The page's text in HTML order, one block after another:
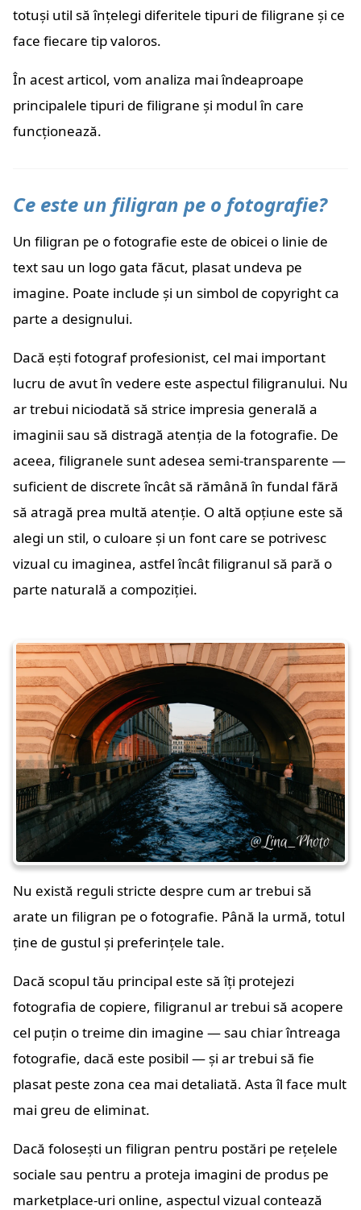
totuși util să înțelegi diferitele tipuri de filigrane și ce
face fiecare tip valoros.
În acest articol, vom analiza mai îndeaproape
principalele tipuri de filigrane și modul în care
funcționează.
Ce este un filigran pe o fotografie?
Un filigran pe o fotografie este de obicei o linie de
text sau un logo gata făcut, plasat undeva pe
imagine. Poate include și un simbol de copyright ca
parte a designului.
Dacă ești fotograf profesionist, cel mai important
lucru de avut în vedere este aspectul filigranului. Nu
ar trebui niciodată să strice impresia generală a
imaginii sau să distragă atenția de la fotografie. De
aceea, filigranele sunt adesea semi-transparente —
suficient de discrete încât să rămână în fundal fără
să atragă prea multă atenție. O altă opțiune este să
alegi un stil, o culoare și un font care se potrivesc
vizual cu imaginea, astfel încât filigranul să pară o
parte naturală a compoziției.
Nu există reguli stricte despre cum ar trebui să
arate un filigran pe o fotografie. Până la urmă, totul
ține de gustul și preferințele tale.
Dacă scopul tău principal este să îți protejezi
fotografia de copiere, filigranul ar trebui să acopere
cel puțin o treime din imagine — sau chiar întreaga
fotografie, dacă este posibil — și ar trebui să fie
plasat peste zona cea mai detaliată. Asta îl face mult
mai greu de eliminat.
Dacă folosești un filigran pentru postări pe rețelele
sociale sau pentru a proteja imagini de produs pe
marketplace-uri online, aspectul vizual contează